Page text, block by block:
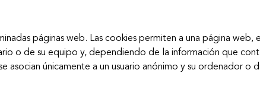
páginas web. Las cookies permiten a una página web,
o de su equipo y, dependiendo de la información que
asocian únicamente a un usuario anónimo y su ordenador o